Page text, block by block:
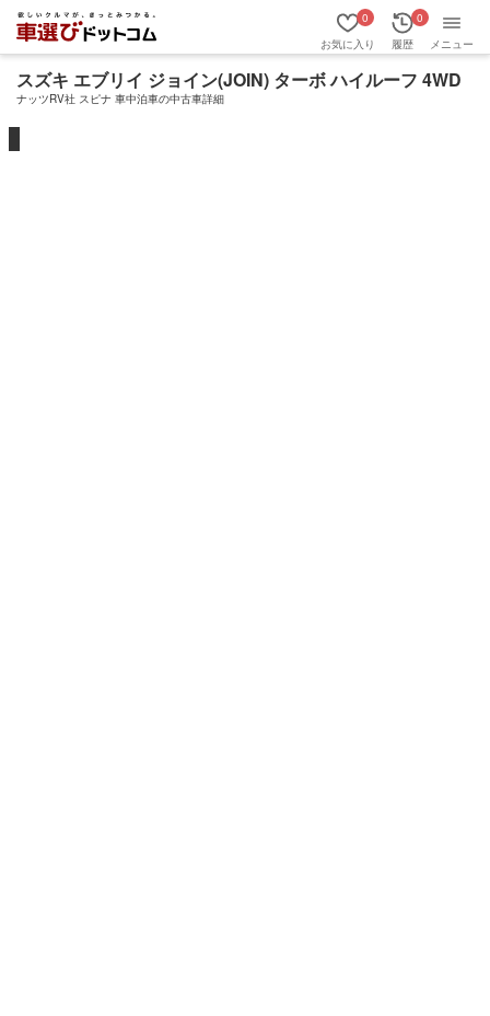
お気に入り
0
履歴
0
メニュー
スズキ エブリイ ジョイン(JOIN) ターボ ハイルーフ 4WD
ナッツRV社 スピナ 車中泊車の中古車詳細